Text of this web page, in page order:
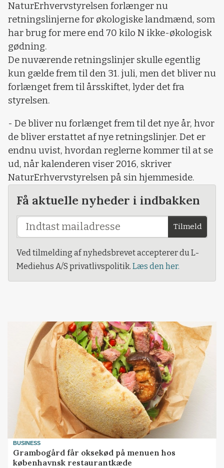
NaturErhvervstyrelsen forlænger nu
retningslinjerne for økologiske landmænd, som
har brug for mere end 70 kilo N ikke-økologisk
gødning.
De nuværende retningslinjer skulle egentlig
kun gælde frem til den 31. juli, men det bliver nu
forlænget frem til årsskiftet, lyder det fra
styrelsen.
- De bliver nu forlænget frem til det nye år, hvor
de bliver erstattet af nye retningslinjer. Det er
endnu uvist, hvordan reglerne kommer til at se
ud, når kalenderen viser 2016, skriver
NaturErhvervstyrelsen på sin hjemmeside.
Få aktuelle nyheder i indbakken
Tilmeld
Ved tilmelding af nyhedsbrevet accepterer du L-
Mediehus A/S privatlivspolitik. Læs den her.
BUSINESS
Grambogård får oksekød på menuen hos
københavnsk restaurantkæde